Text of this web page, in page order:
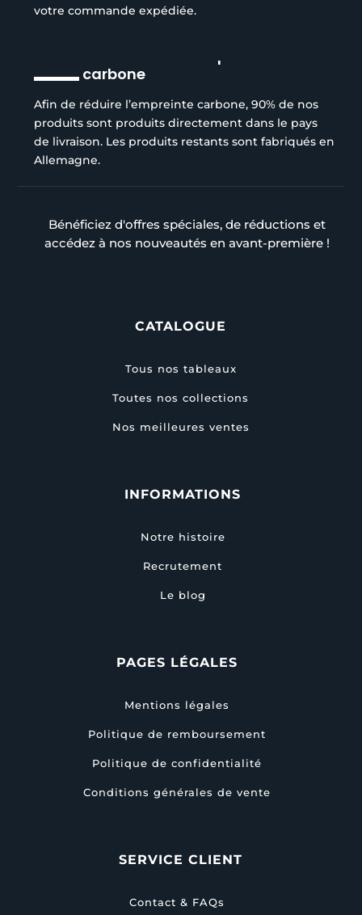
votre commande expédiée.
carbone
Afin de réduire l’empreinte carbone, 90% de nos
produits sont produits directement dans le pays
de livraison. Les produits restants sont fabriqués en
Allemagne.
Bénéficiez d'offres spéciales, de réductions et
accédez à nos nouveautés en avant-première !
CATALOGUE
Tous nos tableaux
Toutes nos collections
Nos meilleures ventes
INFORMATIONS
Notre histoire
Recrutement
Le blog
PAGES LÉGALES
Mentions légales
Politique de remboursement
Politique de confidentialité
Conditions générales de vente
SERVICE CLIENT
Contact & FAQs